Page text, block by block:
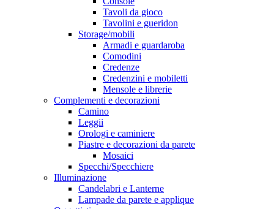
Tavoli da gioco
Tavolini e gueridon
Storage/mobili
Armadi e guardaroba
Comodini
Credenze
Credenzini e mobiletti
Mensole e librerie
Complementi e decorazioni
Camino
Leggii
Orologi e caminiere
Piastre e decorazioni da parete
Mosaici
Specchi/Specchiere
Illuminazione
Candelabri e Lanterne
Lampade da parete e applique